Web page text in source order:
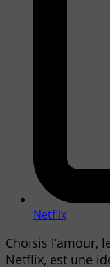
Netflix
Choisis l’amour,
Netflix, est une